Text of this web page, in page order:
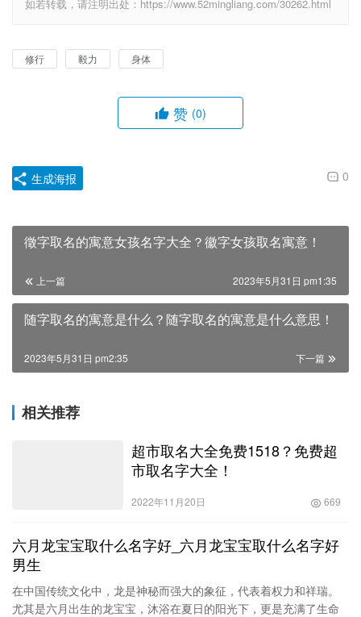
如发现本站有涉嫌抄袭侵权/违法违规的内容， 请发送邮件至
610798281@qq.com 举报，一经查实，本站将立刻删除。
赞(0)
0
生成海报
下一篇
2023年5月31日 pm2:35
相关推荐